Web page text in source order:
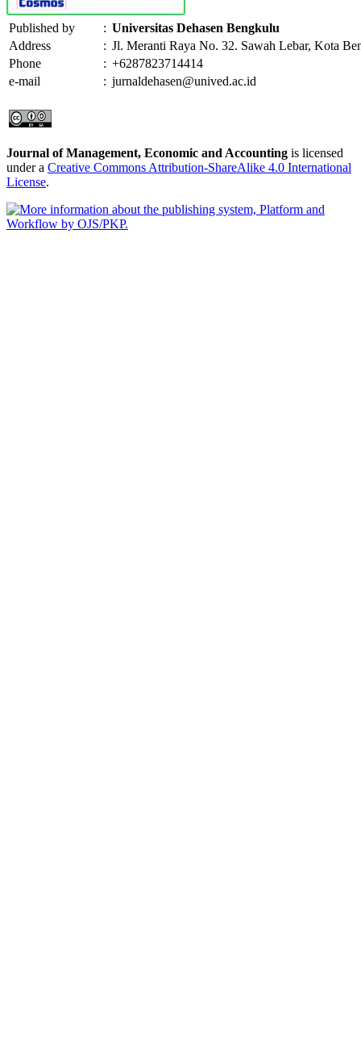
Published by : Universitas Dehasen Bengkulu
Address
: Jl. Meranti Raya No. 32. Sawah Lebar, Kota
Phone
: +6287823714414
e-mail
: jurnaldehasen@unived.ac.id
Journal of Management, Economic and Accounting is licensed
under a Creative Commons Attribution-ShareAlike 4.0 International
License.